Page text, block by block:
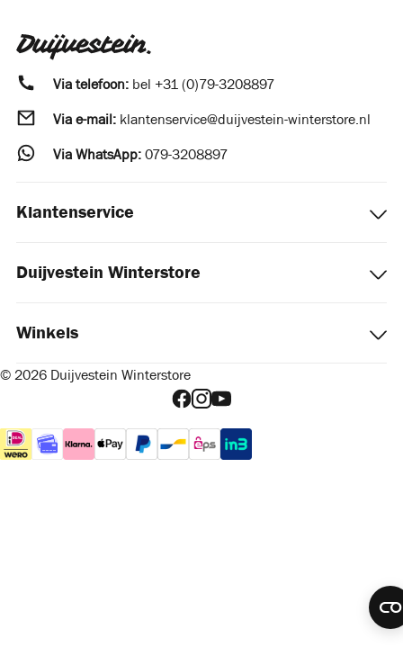
Via telefoon: bel +31 (0)79-3208897
Via e-mail: klantenservice@duijvestein-winterstore.nl
Via WhatsApp: 079-3208897
Klantenservice
Duijvestein Winterstore
Winkels
© 2026 Duijvestein Winterstore